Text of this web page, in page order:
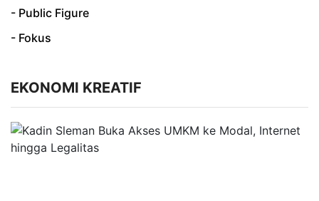
- Public Figure
- Fokus
EKONOMI KREATIF